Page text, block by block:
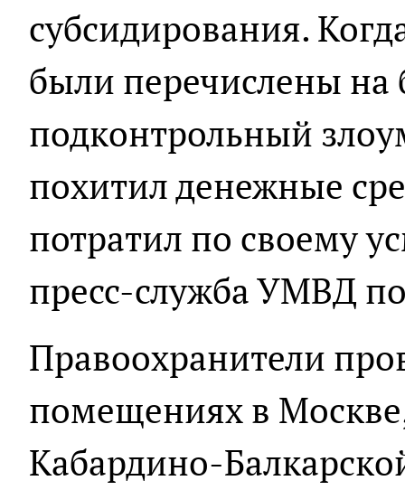
субсидирования.
были перечислены на
подконтрольный
похитил денежные
потратил по своему
пресс-служба УМВД
Правоохранители
помещениях в
Кабардино-